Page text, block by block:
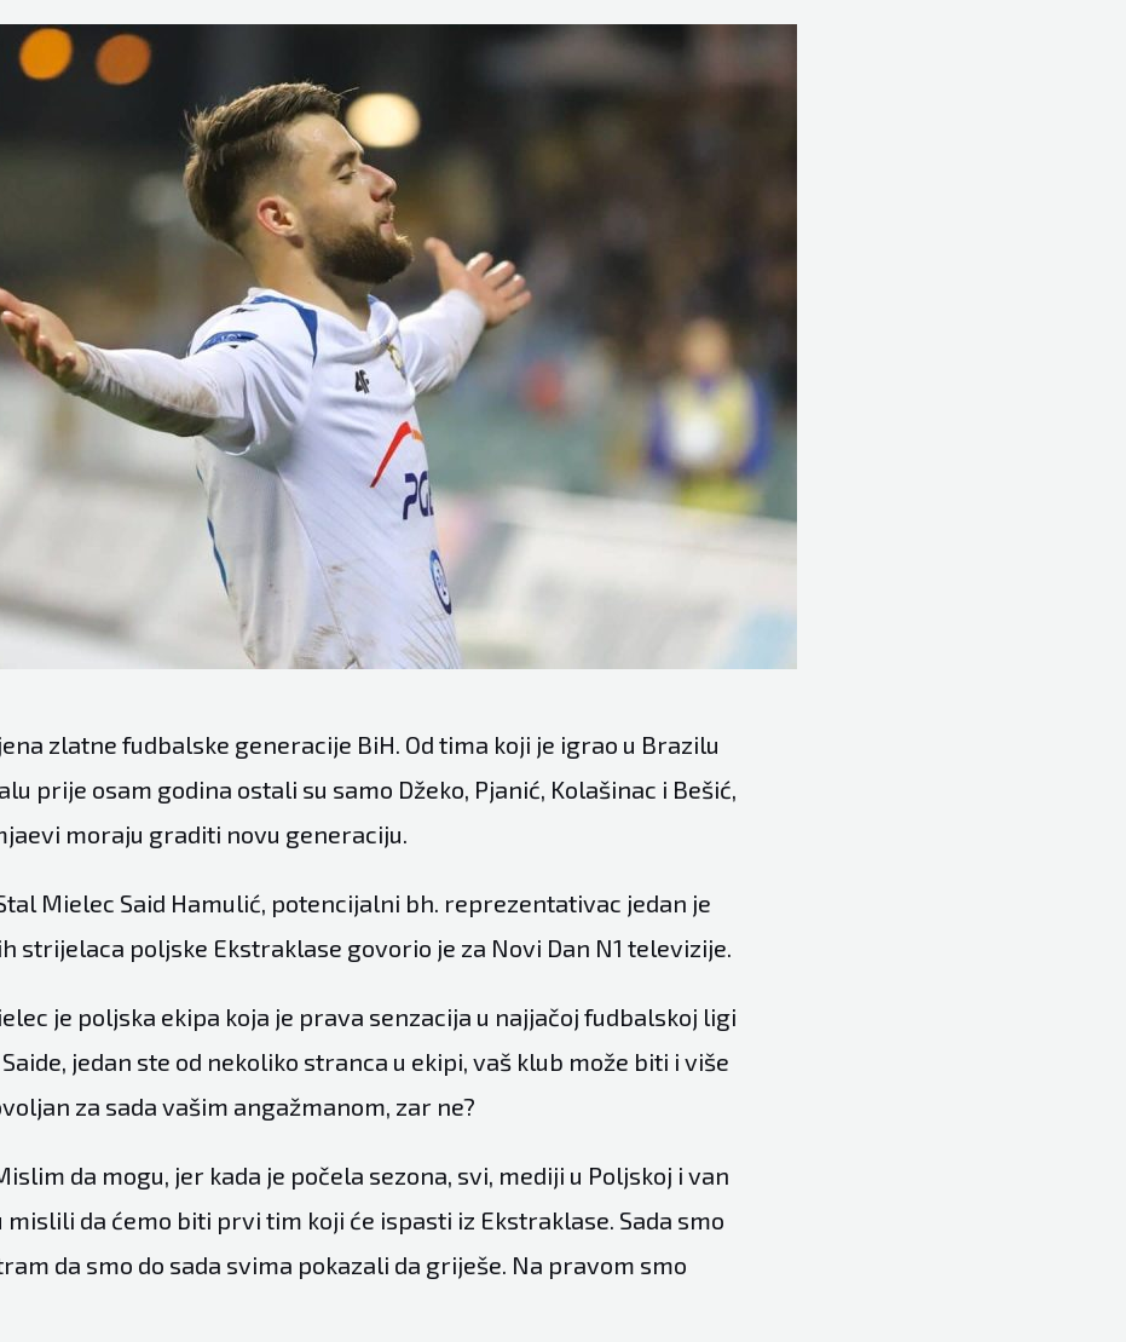
zlatne fudbalske generacije BiH. Od tima koji je igrao u Brazilu
prije osam godina ostali su samo Džeko, Pjanić, Kolašinac i Bešić,
moraju graditi novu generaciju.
Mielec Said Hamulić, potencijalni bh. reprezentativac jedan je
strijelaca poljske Ekstraklase govorio je za Novi Dan N1 televizije.
je poljska ekipa koja je prava senzacija u najjačoj fudbalskoj ligi
jedan ste od nekoliko stranca u ekipi, vaš klub može biti i više
za sada vašim angažmanom, zar ne?
da mogu, jer kada je počela sezona, svi, mediji u Poljskoj i van
mislili da ćemo biti prvi tim koji će ispasti iz Ekstraklase. Sada smo
da smo do sada svima pokazali da griješe. Na pravom smo